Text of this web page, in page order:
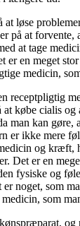
at løse
på at forvente,
at tage
er en meget
medicin,
receptpligtig
købe cialis
man kan gøre,
er ikke mere
og
Det er en
fysiske og
noget, som
som
og